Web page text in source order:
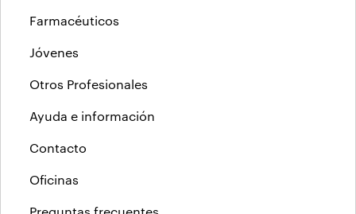
Farmacéuticos
Jóvenes
Otros Profesionales
Ayuda e información
Contacto
Oficinas